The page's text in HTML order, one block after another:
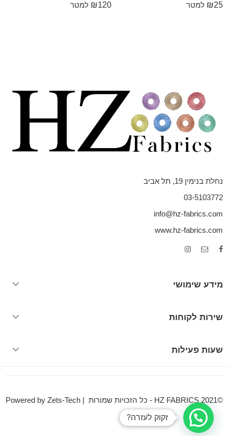
₪25 למטר ₪120 למטר
נחלת בנימין 19, תל אביב
03-5103772
info@hz-fabrics.com
www.hz-fabrics.com
מידע שימושי
שירות לקוחות
שעות פעילות
©HZ FABRICS 2021 - כל הזכויות שמורות | Powered by Zets-Tech
זקוק לעזרה?